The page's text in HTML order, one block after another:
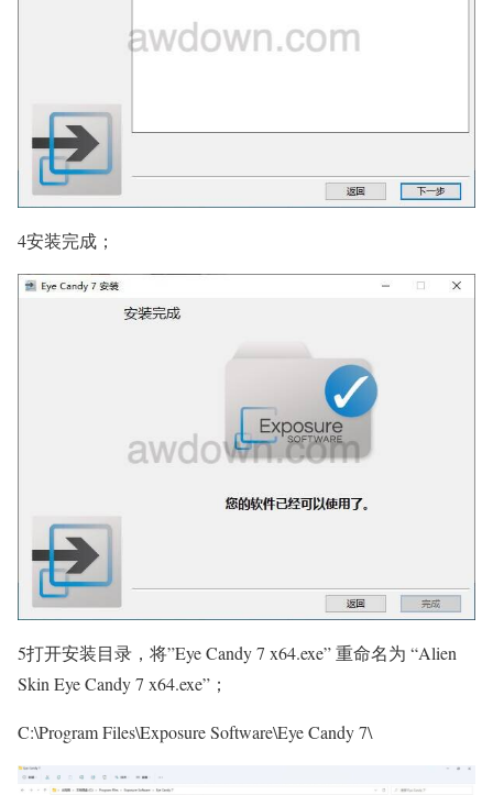
4安装完成；
5打开安装目录，将”Eye Candy 7 x64.exe” 重命名为 “Alien
Skin Eye Candy 7 x64.exe”；
C:\Program Files\Exposure Software\Eye Candy 7\